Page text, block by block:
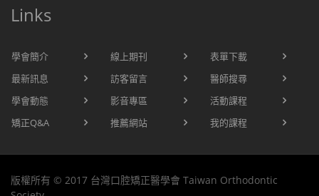
Links
學會簡介
最新訊息
學會動態
矯正Q&A
線上期刊
訪客留言
影音專區
推薦網站
表單下載
醫師搜尋
活動課程
我的課程
版權所有 © 2017 台灣口腔矯正醫學會 Taiwan Orthodontic